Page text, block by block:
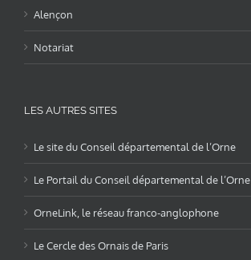
Alençon
Notariat
LES AUTRES SITES
Le site du Conseil départemental de l’Orne
Le Portail du Conseil départemental de l’Orne
OrneLink, le réseau franco-anglophone
Le Cercle des Ornais de Paris